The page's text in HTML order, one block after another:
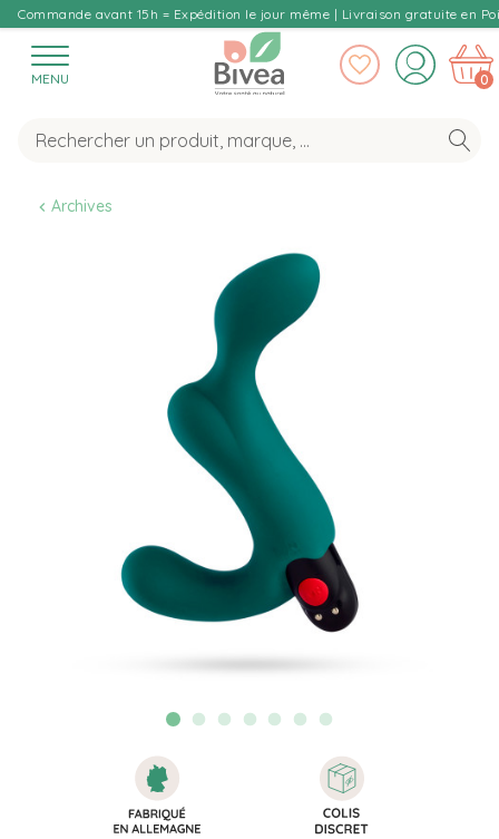
Commande avant 15h = Expédition le jour même | Livraison gratuite en
MENU 0
Archives